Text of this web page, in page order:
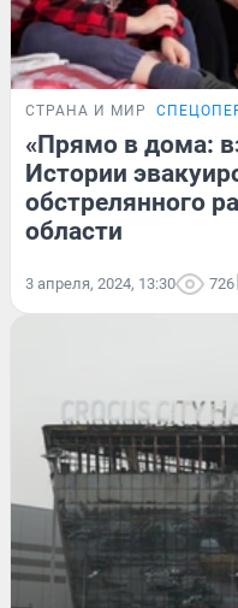
СТРАНА И МИР
«Прямо в дома:
Истории
обстрелянного
области
3 апреля, 2024, 13:30 726